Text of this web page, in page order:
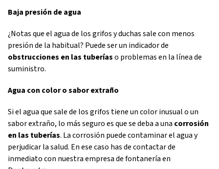
Baja presión de agua
¿Notas que el agua de los grifos y duchas sale con menos
presión de la habitual? Puede ser un indicador de
obstrucciones en las tuberíaso problemas en la línea de
suministro.
Agua con color o sabor extraño
Si el agua que sale de los grifos tiene un color inusual o un
sabor extraño, lo más seguro es que se deba a una corrosión
en las tuberías. La corrosión puede contaminar el agua y
perjudicar la salud. En ese caso has de contactar de
inmediato con nuestra empresa de fontanería en